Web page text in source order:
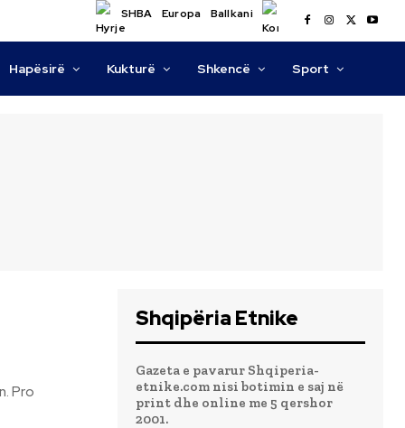
SHBA Europa Ballkani
Hapësirë Kukturë Shkencë Sport
Pro
Shqipëria Etnike
Gazeta e pavarur Shqiperia-
etnike.com nisi botimin e saj në
print dhe online me 5 qershor
2001.